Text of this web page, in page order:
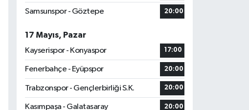
Samsunspor - Göztepe 20:00
17 Mayıs, Pazar
Kayserispor - Konyaspor
17:00
Fenerbahçe - Eyüpspor 20:00
Trabzonspor - Gençlerbirliği S.K. 20:00
Kasımpaşa - Galatasaray 20:00